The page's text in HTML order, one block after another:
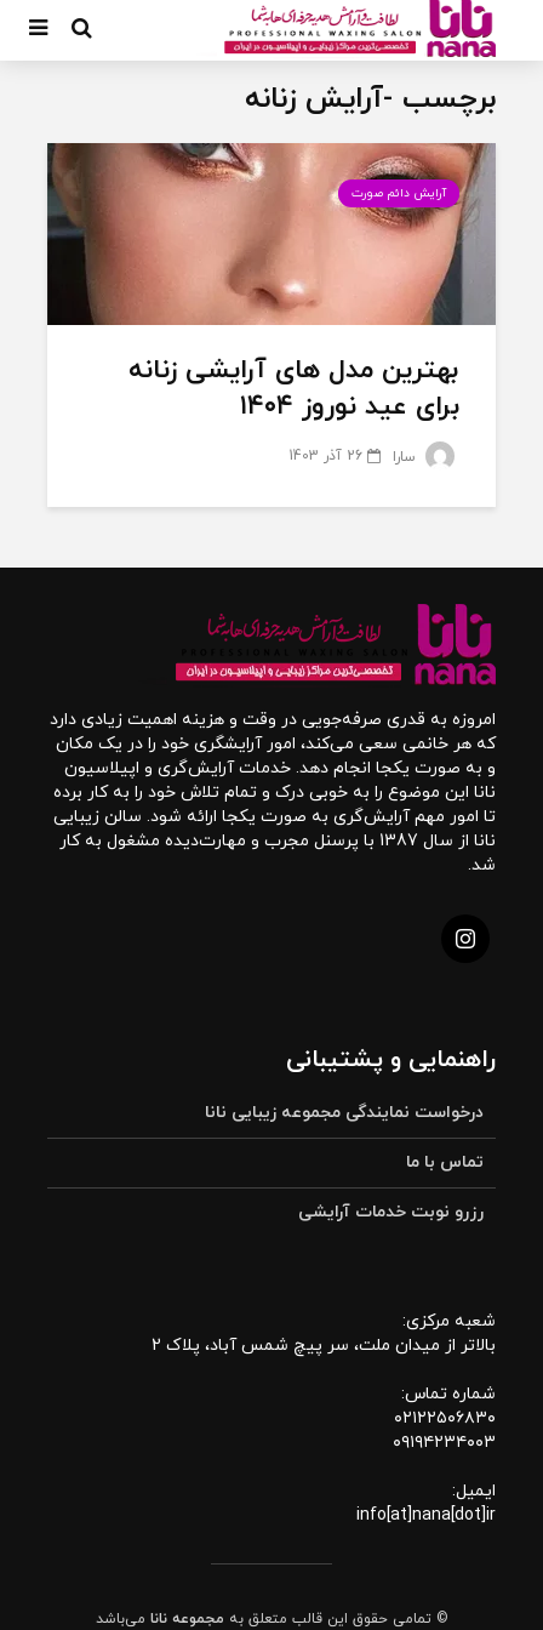
برچسب -آرایش زنانه
آرایش دائم صورت
بهترین مدل های آرایشی زنانه
برای عید نوروز ۱۴۰۴
سارا 26 آذر 1403
امروزه به قدری صرفه‌جویی در وقت و هزینه اهمیت زیادی دارد
که هر خانمی سعی می‌کند، امور آرایشگری خود را در یک مکان
و به صورت یکجا انجام دهد. خدمات آرایش‌گری و اپیلاسیون
نانا این موضوع را به خوبی درک و تمام تلاش خود را به کار برده
تا امور مهم آرایش‌گری به صورت یکجا ارائه شود. سالن زیبایی
نانا از سال 1387 با پرسنل مجرب و مهارت‌دیده مشغول به کار
شد.
راهنمایی و پشتیبانی
درخواست نمایندگی مجموعه زیبایی نانا
تماس با ما
رزرو نوبت خدمات آرایشی
شعبه مرکزی:
بالاتر از میدان ملت، سر پیچ شمس آباد، پلاک 2
شماره تماس:
۰۲۱۲۲۵۰۶۸۳۰
۰۹۱۹۴۲۳۴۰۰۳
ایمیل:
info[at]nana[dot]ir
© تمامی حقوق این قالب متعلق به مجموعه نانا می‌باشد